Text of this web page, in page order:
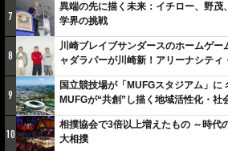
7
異端の先に描く未来：イチロー、野茂
学界の挑戦
8
川崎ブレイブサンダースのホームゲ
ャダラパーが川崎新！アリーナシティ
しみでしかないでしょ。川崎は、ずっ
9
国立競技場が「MUFGスタジアム」
MUFGが“共創”し描く地域活性化・社
10
相撲協会で3倍以上増えたもの ～時代
大相撲